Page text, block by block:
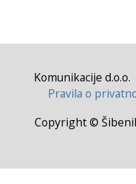
Komunikacije d.o.o.
Pravila o
Copyright ©